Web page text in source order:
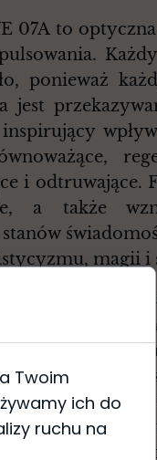
07A to
ponieważ
jest
i odtruwające.
a także
magii i
naszą
relaks i
umożliwia
„wiedzy” w
prezentem
Twoim
ich do
ruchu na